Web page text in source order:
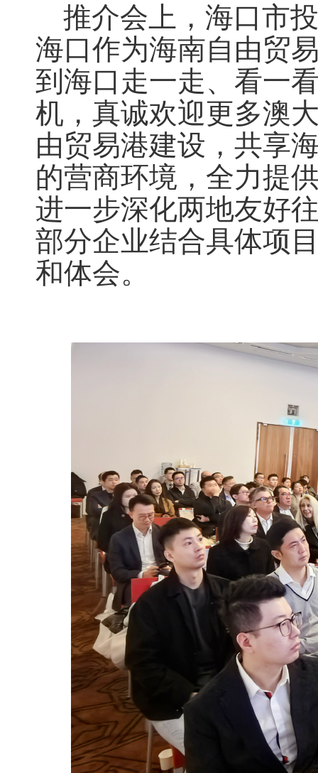
推介会上，海口市
海口作为海南自由贸
到海口走一走、看一
机，真诚欢迎更多澳
由贸易港建设，共享
的营商环境，全力提
进一步深化两地友好
部分企业结合具体项
和体会。